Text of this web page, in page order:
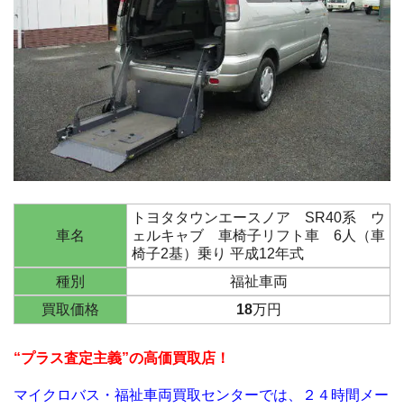
車名
トヨタタウンエースノア SR40系 ウ
ェルキャブ 車椅子リフト車 6人（車
椅子2基）乗り 平成12年式
種別
福祉車両
買取価格
18万円
“プラス査定主義”の高価買取店！
マイクロバス・福祉車両買取センターでは、２４時間メー